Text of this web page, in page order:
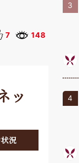
7 148
ッ
況
3
4